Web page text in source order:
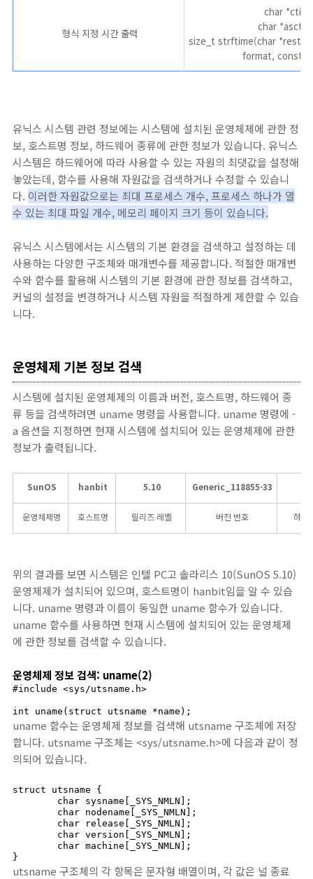
형식 지정 시간 출력
char
char
size_t strftime(char
format, const
유닉스 시스템 관련 정보에는 시스템에 설치된 운영체제에 관한 정
보, 호스트명 정보, 하드웨어 종류에 관한 정보가 있습니다. 유닉스
시스템은 하드웨어에 따라 사용할 수 있는 자원의 최댓값을 설정해
놓았는데, 함수를 사용해 자원값을 검색하거나 수정할 수 있습니
다. 이러한 자원값으로는 최대 프로세스 개수, 프로세스 하나가 열
수 있는 최대 파일 개수, 메모리 페이지 크기 등이 있습니다.
유닉스 시스템에서는 시스템의 기본 환경을 검색하고 설정하는 데
사용하는 다양한 구조체와 매개변수를 제공합니다. 적절한 매개변
수와 함수를 활용해 시스템의 기본 환경에 관한 정보를 검색하고,
커널의 설정을 변경하거나 시스템 자원을 적절하게 제한할 수 있습
니다.
운영체제 기본 정보 검색
시스템에 설치된 운영체제의 이름과 버전, 호스트명, 하드웨어 종
류 등을 검색하려면 uname 명령을 사용합니다. uname 명령에 -
a 옵션을 지정하면 현재 시스템에 설치되어 있는 운영체제에 관한
정보가 출력됩니다.
SunOS hanbit 5.10 Generic_118855-33
운영체제명 호스트명 릴리즈 레벨 버전 번호 하드
위의 결과를 보면 시스템은 인텔 PC고 솔라리스 10(SunOS 5.10)
운영체제가 설치되어 있으며, 호스트명이 hanbit임을 알 수 있습
니다. uname 명령과 이름이 동일한 uname 함수가 있습니다.
uname 함수를 사용하면 현재 시스템에 설치되어 있는 운영체제
에 관한 정보를 검색할 수 있습니다.
운영체제 정보 검색: uname(2)
#include <sys/utsname.h>
int uname(struct utsname *name);
uname 함수는 운영체제 정보를 검색해 utsname 구조체에 저장
합니다. utsname 구조체는 <sys/utsname.h>에 다음과 같이 정
의되어 있습니다.
struct utsname {
}
utsname 구조체의 각 항목은 문자형 배열이며, 각 값은 널 종료